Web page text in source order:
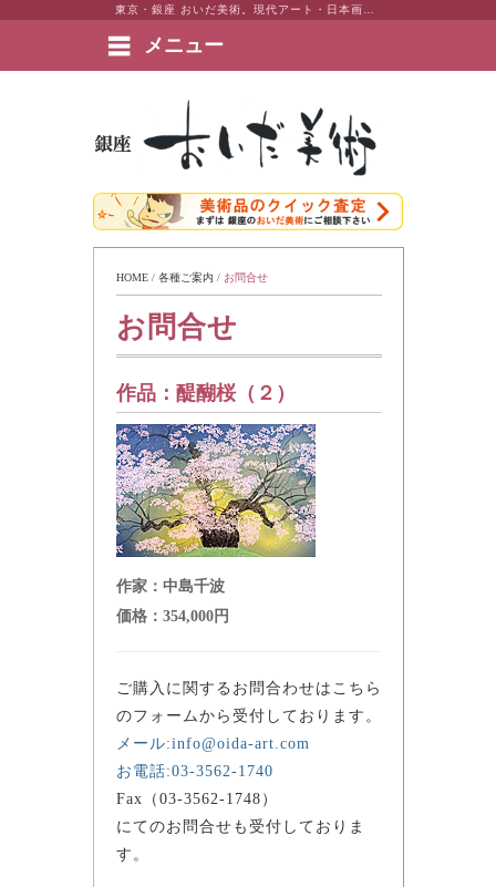
メニュー
絵画など美術品の販売と買取 | 東京・銀座 おいだ美術
HOME / 各種ご案内 / お問合せ
お問合せ
作品： 醍醐桜（２）
作家： 中島千波
価格： 354,000円
ご購入に関するお問合わせはこちら
のフォームから受付しております。
メール:info@oida-art.com
お電話:03-3562-1740
Fax（03-3562-1748）
にてのお問合せも受付しておりま
す。